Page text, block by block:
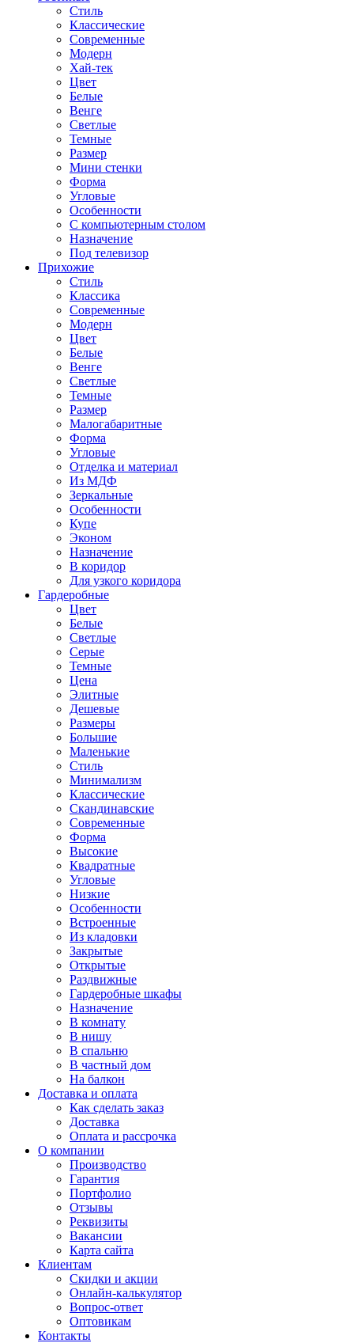
Стиль
Классические
Современные
Модерн
Хай-тек
Цвет
Белые
Венге
Светлые
Темные
Размер
Мини стенки
Форма
Угловые
Особенности
С компьютерным столом
Назначение
Под телевизор
Прихожие
Стиль
Классика
Современные
Модерн
Цвет
Белые
Венге
Светлые
Темные
Размер
Малогабаритные
Форма
Угловые
Отделка и материал
Из МДФ
Зеркальные
Особенности
Купе
Эконом
Назначение
В коридор
Для узкого коридора
Гардеробные
Цвет
Белые
Светлые
Серые
Темные
Цена
Элитные
Дешевые
Размеры
Большие
Маленькие
Стиль
Минимализм
Классические
Скандинавские
Современные
Форма
Высокие
Квадратные
Угловые
Низкие
Особенности
Встроенные
Из кладовки
Закрытые
Открытые
Раздвижные
Гардеробные шкафы
Назначение
В комнату
В нишу
В спальню
В частный дом
На балкон
Доставка и оплата
Как сделать заказ
Доставка
Оплата и рассрочка
О компании
Производство
Гарантия
Портфолио
Отзывы
Реквизиты
Вакансии
Карта сайта
Клиентам
Скидки и акции
Онлайн-калькулятор
Вопрос-ответ
Оптовикам
Контакты